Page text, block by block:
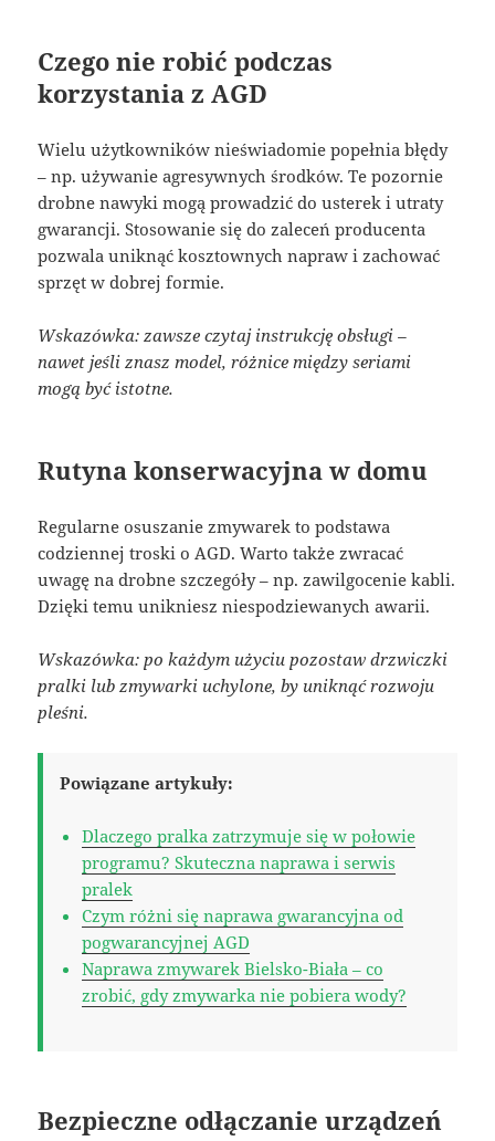
Czego nie robić podczas
korzystania z AGD
Wielu użytkowników nieświadomie popełnia błędy
– np. używanie agresywnych środków. Te pozornie
drobne nawyki mogą prowadzić do usterek i utraty
gwarancji. Stosowanie się do zaleceń producenta
pozwala uniknąć kosztownych napraw i zachować
sprzęt w dobrej formie.
Wskazówka: zawsze czytaj instrukcję obsługi –
nawet jeśli znasz model, różnice między seriami
mogą być istotne.
Rutyna konserwacyjna w domu
Regularne osuszanie zmywarek to podstawa
codziennej troski o AGD. Warto także zwracać
uwagę na drobne szczegóły – np. zawilgocenie kabli.
Dzięki temu unikniesz niespodziewanych awarii.
Wskazówka: po każdym użyciu pozostaw drzwiczki
pralki lub zmywarki uchylone, by uniknąć rozwoju
pleśni.
Powiązane artykuły:
Dlaczego pralka zatrzymuje się w połowie
programu? Skuteczna naprawa i serwis
pralek
Czym różni się naprawa gwarancyjna od
pogwarancyjnej AGD
Naprawa zmywarek Bielsko-Biała – co
zrobić, gdy zmywarka nie pobiera wody?
Bezpieczne odłączanie urządzeń